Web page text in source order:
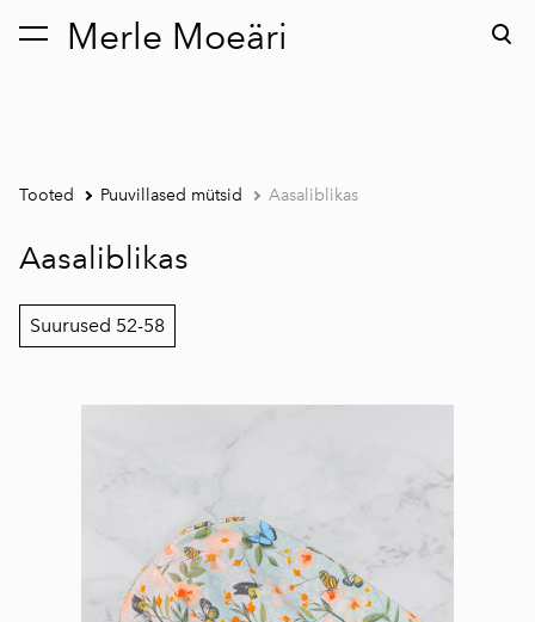
Merle Moeäri
lisati ostukorvi. Vaata ostukorvi
Tooted Puuvillased mütsid Aasaliblikas
Aasaliblikas
Suurused 52-58